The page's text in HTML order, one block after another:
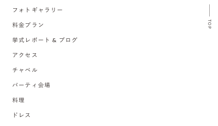
TOP
フォトギャラリー
料金プラン
挙式レポート & ブログ
アクセス
チャペル
パーティ会場
料理
ドレス